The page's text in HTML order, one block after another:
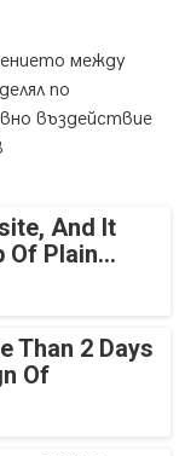
между
по
въздействие
And It
Of Plain...
Than 2 Days
Of